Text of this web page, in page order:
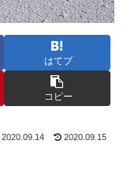
はてブ
コピー
2020.09.14 2020.09.15